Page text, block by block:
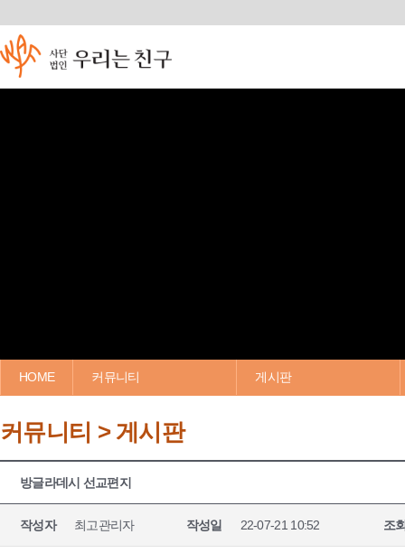
HOME 커뮤니티 게시판
커뮤니티 > 게시판
방글라데시 선교편지
작성자 최고관리자 작성일 22-07-21 10:52 조